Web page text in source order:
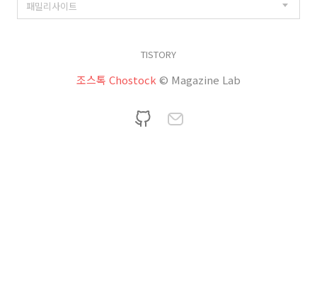
TISTORY
조스톡 Chostock © Magazine Lab